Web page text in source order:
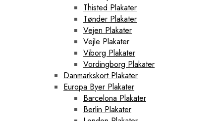
Thisted Plakater
Tønder Plakater
Vejen Plakater
Vejle Plakater
Viborg Plakater
Vordingborg Plakater
Danmarkskort Plakater
Europa Byer Plakater
Barcelona Plakater
Berlin Plakater